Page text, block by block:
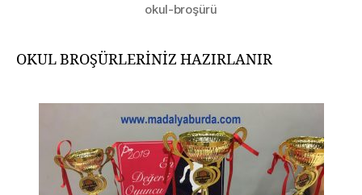
okul-broşürü
OKUL BROŞÜRLERİNİZ HAZIRLANIR